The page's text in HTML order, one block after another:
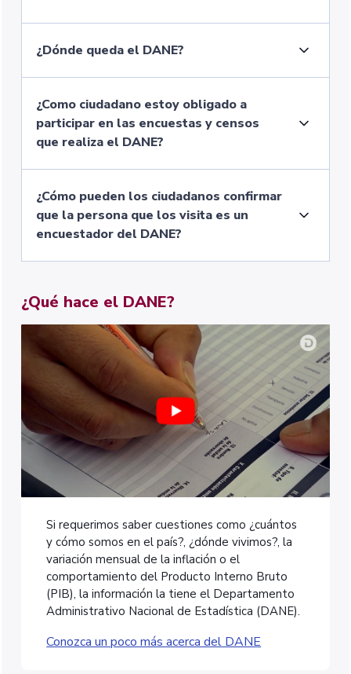
¿Dónde queda el DANE?
¿Como ciudadano estoy obligado a
participar en las encuestas y censos
que realiza el DANE?
¿Cómo pueden los ciudadanos confirmar
que la persona que los visita es un
encuestador del DANE?
¿Qué hace el DANE?
Si requerimos saber cuestiones como ¿cuántos
y cómo somos en el país?, ¿dónde vivimos?, la
variación mensual de la inflación o el
comportamiento del Producto Interno Bruto
(PIB), la información la tiene el Departamento
Administrativo Nacional de Estadística (DANE).
Conozca un poco más acerca del DANE